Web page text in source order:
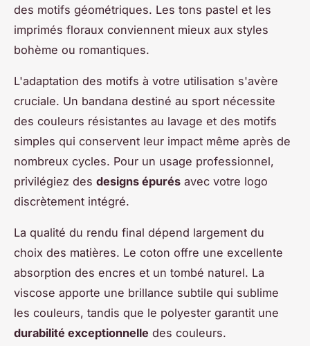
des motifs géométriques. Les tons pastel et les
imprimés floraux conviennent mieux aux styles
bohème ou romantiques.
L'adaptation des motifs à votre utilisation s'avère
cruciale. Un bandana destiné au sport nécessite
des couleurs résistantes au lavage et des motifs
simples qui conservent leur impact même après de
nombreux cycles. Pour un usage professionnel,
privilégiez des designs épurés avec votre logo
discrètement intégré.
La qualité du rendu final dépend largement du
choix des matières. Le coton offre une excellente
absorption des encres et un tombé naturel. La
viscose apporte une brillance subtile qui sublime
les couleurs, tandis que le polyester garantit une
durabilité exceptionnelle des couleurs.